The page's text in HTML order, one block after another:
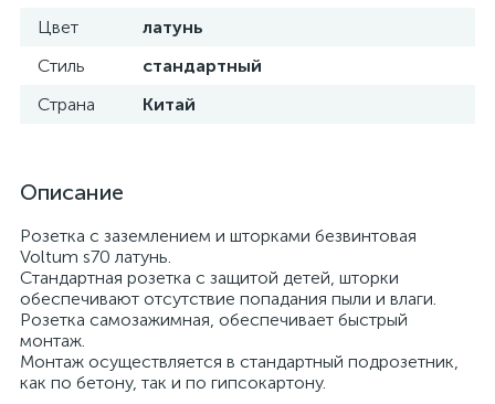
Цвет
латунь
Стиль
стандартный
Страна
Китай
Описание
Розетка с заземлением и шторками безвинтовая
Voltum s70 латунь.
Стандартная розетка с защитой детей, шторки
обеспечивают отсутствие попадания пыли и влаги.
Розетка самозажимная, обеспечивает быстрый
монтаж.
Монтаж осуществляется в стандартный подрозетник,
как по бетону, так и по гипсокартону.